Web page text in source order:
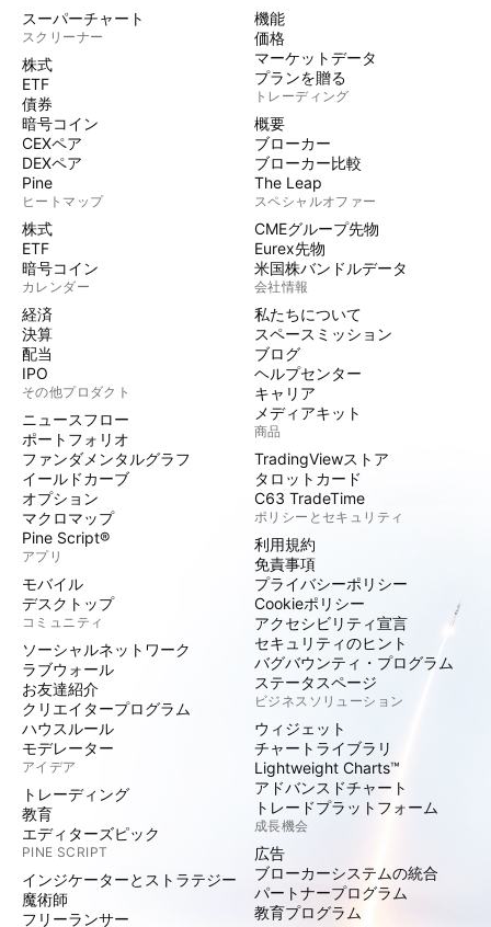
スーパーチャート
スクリーナー
株式
ETF
債券
暗号コイン
CEXペア
DEXペア
Pine
ヒートマップ
株式
ETF
暗号コイン
カレンダー
経済
決算
配当
IPO
その他プロダクト
ニュースフロー
ポートフォリオ
ファンダメンタルグラフ
イールドカーブ
オプション
マクロマップ
Pine Script®
アプリ
モバイル
デスクトップ
コミュニティ
ソーシャルネットワーク
ラブウォール
お友達紹介
クリエイタープログラム
ハウスルール
モデレーター
アイデア
トレーディング
教育
エディターズピック
PINE SCRIPT
インジケーターとストラテジー
魔術師
フリーランサー
機能
価格
マーケットデータ
プランを贈る
トレーディング
概要
ブローカー
ブローカー比較
The Leap
スペシャルオファー
CMEグループ先物
Eurex先物
米国株バンドルデータ
会社情報
私たちについて
スペースミッション
ブログ
ヘルプセンター
キャリア
メディアキット
商品
TradingViewストア
タロットカード
C63 TradeTime
ポリシーとセキュリティ
利用規約
免責事項
プライバシーポリシー
Cookieポリシー
アクセシビリティ宣言
セキュリティのヒント
バグバウンティ・プログラム
ステータスページ
ビジネスソリューション
ウィジェット
チャートライブラリ
Lightweight Charts™
アドバンスドチャート
トレードプラットフォーム
成長機会
広告
ブローカーシステムの統合
パートナープログラム
教育プログラム